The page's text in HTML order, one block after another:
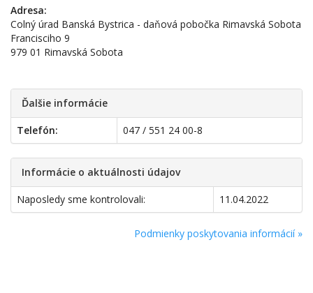
Adresa:
Colný úrad Banská Bystrica - daňová pobočka Rimavská Sobota
Francisciho 9
979 01 Rimavská Sobota
Ďalšie informácie
Telefón: 047 / 551 24 00-8
Informácie o aktuálnosti údajov
Naposledy sme kontrolovali: 11.04.2022
Podmienky poskytovania informácií »